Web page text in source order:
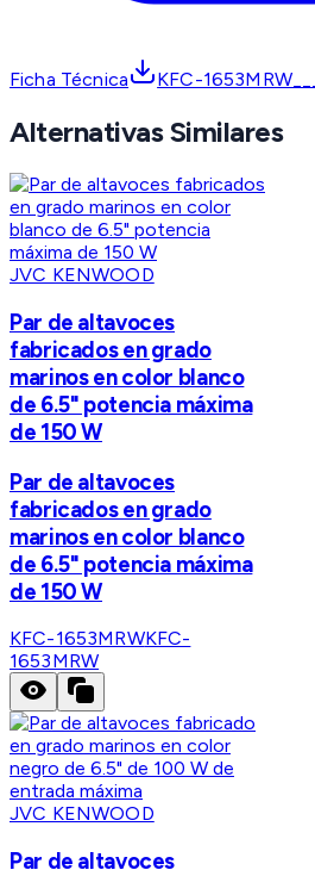
Ficha Técnica KFC-
Alternativas Similares
JVC KENWOOD
Par de altavoces
fabricados en grado
marinos en color blanco
de 6.5" potencia máxima
de 150 W
Par de altavoces
fabricados en grado
marinos en color blanco
de 6.5" potencia máxima
de 150 W
KFC-1653MRWKFC-
1653MRW
JVC KENWOOD
Par de altavoces